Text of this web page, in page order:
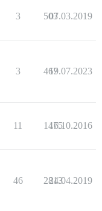
3 503
07.03.2019
3 467
19.07.2023
11 1475
16.10.2016
46 2813
24.04.2019